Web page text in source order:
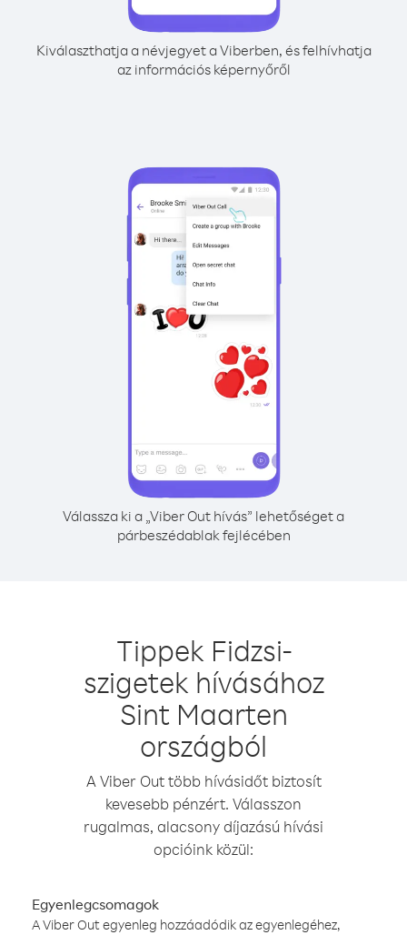
Kiválaszthatja a névjegyet a Viberben, és felhívhatja
az információs képernyőről
Válassza ki a „Viber Out hívás” lehetőséget a
párbeszédablak fejlécében
Tippek Fidzsi-
szigetek hívásához
Sint Maarten
országból
A Viber Out több hívásidőt biztosít
kevesebb pénzért. Válasszon
rugalmas, alacsony díjazású hívási
opcióink közül:
Egyenlegcsomagok
A Viber Out egyenleg hozzáadódik az egyenlegéhez,